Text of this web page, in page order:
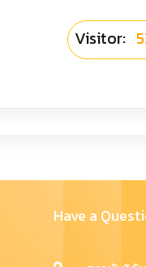
Visitor:
Have a